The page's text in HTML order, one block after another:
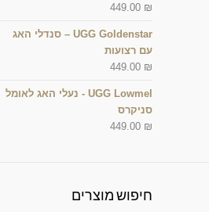
449.00 ₪
UGG Goldenstar – סנדלי האג
עם רצועות
449.00 ₪
UGG Lowmel - נעלי האג לאומל
סניקרס
449.00 ₪
חיפוש מוצרים